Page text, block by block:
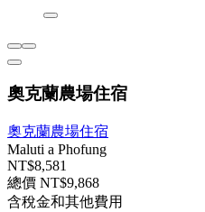
奧克蘭農場住宿
奧克蘭農場住宿
Maluti a Phofung
NT$8,581
總價 NT$9,868
含稅金和其他費用